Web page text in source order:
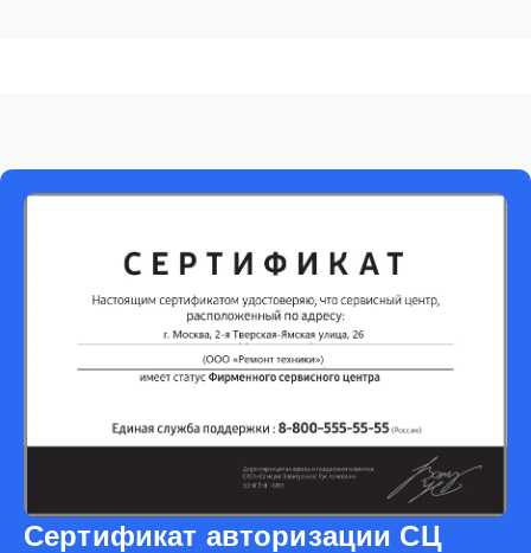
Сертификат авторизации СЦ